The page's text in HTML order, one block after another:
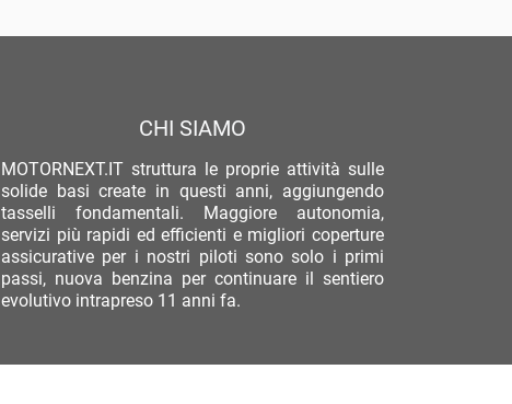
CHI SIAMO
MOTORNEXT.IT struttura le proprie attività sulle
solide basi create in questi anni, aggiungendo
tasselli fondamentali. Maggiore autonomia,
servizi più rapidi ed efficienti e migliori coperture
assicurative per i nostri piloti sono solo i primi
passi, nuova benzina per continuare il sentiero
evolutivo intrapreso 11 anni fa.